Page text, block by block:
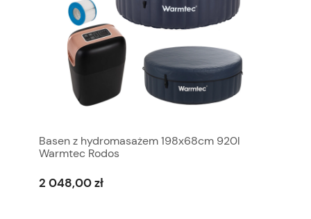
Basen z hydromasażem 198x68cm 920l
Warmtec Rodos
2 048,00 zł